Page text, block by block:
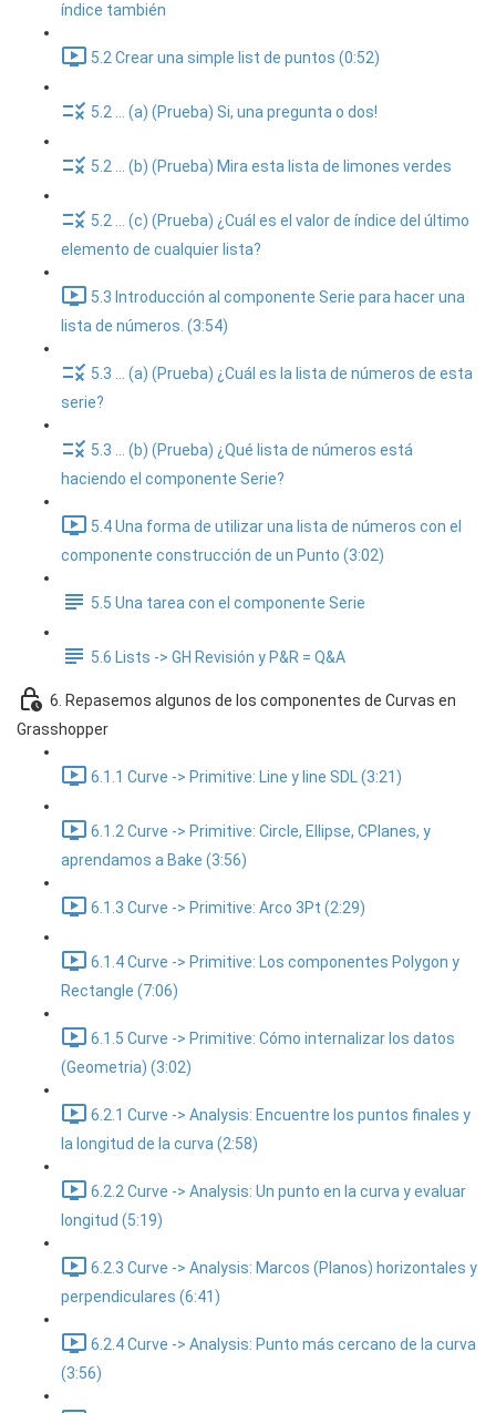
índice también
5.2 Crear una simple list de puntos (0:52)
5.2 ... (a) (Prueba) Si, una pregunta o dos!
5.2 ... (b) (Prueba) Mira esta lista de limones verdes
5.2 ... (c) (Prueba) ¿Cuál es el valor de índice del último
elemento de cualquier lista?
5.3 Introducción al componente Serie para hacer una
lista de números. (3:54)
5.3 ... (a) (Prueba) ¿Cuál es la lista de números de esta
serie?
5.3 ... (b) (Prueba) ¿Qué lista de números está
haciendo el componente Serie?
5.4 Una forma de utilizar una lista de números con el
componente construcción de un Punto (3:02)
5.5 Una tarea con el componente Serie
5.6 Lists -> GH Revisión y P&R = Q&A
6. Repasemos algunos de los componentes de Curvas en
Grasshopper
6.1.1 Curve -> Primitive: Line y line SDL (3:21)
6.1.2 Curve -> Primitive: Circle, Ellipse, CPlanes, y
aprendamos a Bake (3:56)
6.1.3 Curve -> Primitive: Arco 3Pt (2:29)
6.1.4 Curve -> Primitive: Los componentes Polygon y
Rectangle (7:06)
6.1.5 Curve -> Primitive: Cómo internalizar los datos
(Geometria) (3:02)
6.2.1 Curve -> Analysis: Encuentre los puntos finales y
la longitud de la curva (2:58)
6.2.2 Curve -> Analysis: Un punto en la curva y evaluar
longitud (5:19)
6.2.3 Curve -> Analysis: Marcos (Planos) horizontales y
perpendiculares (6:41)
6.2.4 Curve -> Analysis: Punto más cercano de la curva
(3:56)